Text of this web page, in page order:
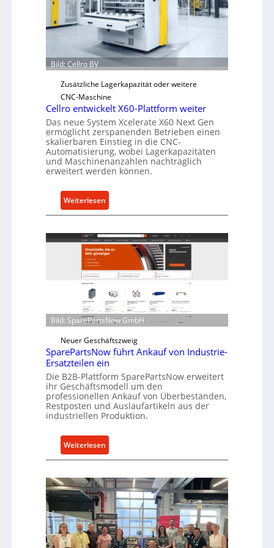
c
h
e
r
Ü
b
l
a
s
t
s
c
u
t
f
ü
i
d
i
r
e
k
t
e
A
n
t
e
e
Bild: Cellro BV
Zusätzliche Lagerkapazität oder weitere
CNC-Maschine
Cellro entwickelt X60-Plattform weiter
Das neue System Xcelerate X60 Next Gen
ermöglicht zerspanenden Betrieben einen
skalierbaren Einstieg in die CNC-
Automatisierung, wobei Lagerkapazitäten
und Maschinenanzahlen nachträglich
erweitert werden können.
Weiterlesen:
C
l
l
e
n
t
w
i
c
k
e
l
t
X
0
-
l
a
t
f
Bild: SparePartsNow GmbH
Neuer Geschäftszweig
SparePartsNow führt Ankauf von Industrie-
Ersatzteilen ein
Die B2B-Plattform SparePartsNow erweitert
ihr Geschäftsmodell um den
professionellen Ankauf von Überbeständen,
Restposten und Auslaufartikeln aus der
industriellen Produktion.
Weiterlesen:
S
a
r
P
a